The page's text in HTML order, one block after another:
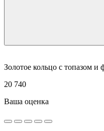
Золотое кольцо с топазом
20 740
Ваша оценка